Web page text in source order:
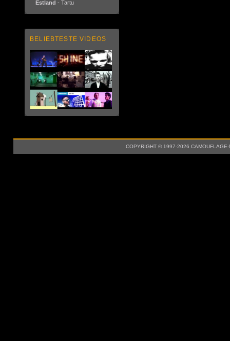
Estland - Tartu
BELIEBTESTE VIDEOS
COPYRIGHT © 1997-2026 CAMOUFLAGE-